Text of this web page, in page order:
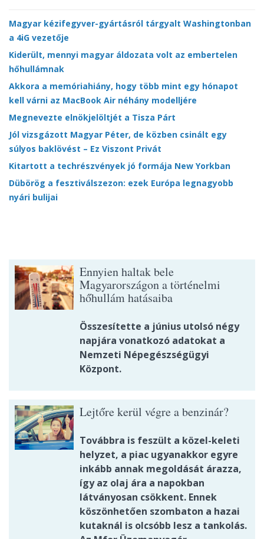
Magyar kézifegyver-gyártásról tárgyalt Washingtonban
a 4iG vezetője
Kiderült, mennyi magyar áldozata volt az embertelen
hőhullámnak
Akkora a memóriahiány, hogy több mint egy hónapot
kell várni az MacBook Air néhány modelljére
Megnevezte elnökjelöltjét a Tisza Párt
Jól vizsgázott Magyar Péter, de közben csinált egy
súlyos baklövést – Ez Viszont Privát
Kitartott a techrészvények jó formája New Yorkban
Dübörög a fesztiválszezon: ezek Európa legnagyobb
nyári bulijai
Ennyien haltak bele
Magyarországon a történelmi
hőhullám hatásaiba
Összesítette a június utolsó négy
napjára vonatkozó adatokat a
Nemzeti Népegészségügyi
Központ.
Lejtőre kerül végre a benzinár?
Továbbra is feszült a közel-keleti
helyzet, a piac ugyanakkor egyre
inkább annak megoldását árazza,
így az olaj ára a napokban
látványosan csökkent. Ennek
köszönhetően szombaton a hazai
kutaknál is olcsóbb lesz a tankolás.